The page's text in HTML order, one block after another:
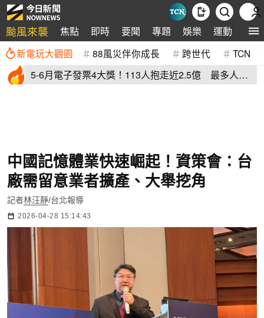
颱風來襲 焦點 即時 要聞 專題 娛樂 運動 全球
新電玩大觀園 88風災伴你成長 跨世代 TCN
5-6月電子發票4大獎！113人抱走近2.5億 最多人用
中國記憶體業快速崛起！資策會：台
廠需留意業者擴產、大舉挖角
記者林汪靜/台北報導
2026-04-28 15:14:43